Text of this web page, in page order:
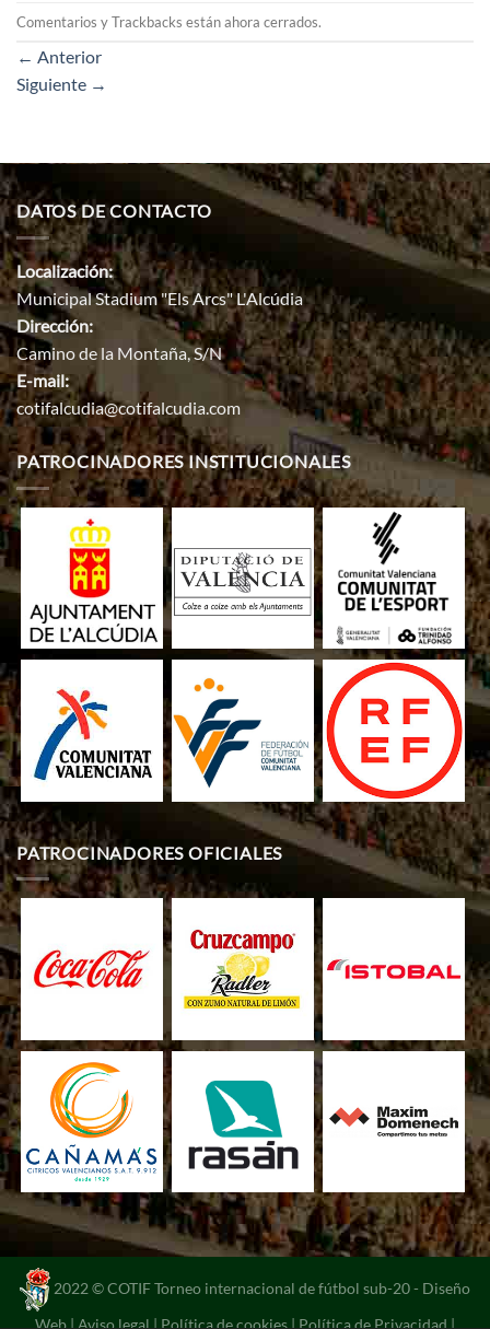
Comentarios y Trackbacks están ahora cerrados.
← Anterior
Siguiente →
DATOS DE CONTACTO
Localización:
Municipal Stadium "Els Arcs" L'Alcúdia
Dirección:
Camino de la Montaña, S/N
E-mail:
cotifalcudia@cotifalcudia.com
PATROCINADORES INSTITUCIONALES
PATROCINADORES OFICIALES
2022 © COTIF Torneo internacional de fútbol sub-20 - Diseño
Web|Aviso legal|Política de cookies|Política de Privacidad|